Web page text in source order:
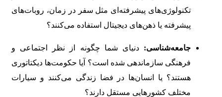
تکنولوژی‌های پیشرفته‌ای مثل سفر در زمان، روبات‌های
پیشرفته یا ذهن‌های دیجیتال استفاده می‌کنند؟
جامعه‌شناسی: دنیای شما چگونه از نظر اجتماعی و
فرهنگی سازماندهی شده است؟ آیا حکومت‌ها دیکتاتوری
هستند؟ یا انسان‌ها در فضا زندگی می‌کنند و سیارات
مختلف کشورهایی مستقل دارند؟